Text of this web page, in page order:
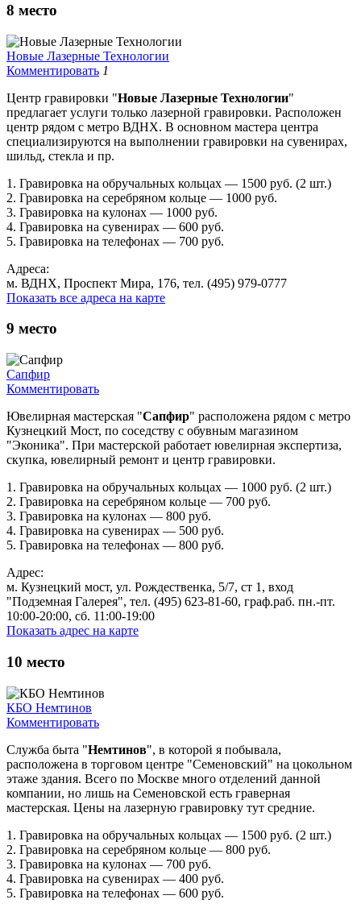
8 место
Новые Лазерные Технологии
Комментировать 1
Центр гравировки "Новые Лазерные Технологии"
предлагает услуги только лазерной гравировки. Расположен
центр рядом с метро ВДНХ. В основном мастера центра
специализируются на выполнении гравировки на сувенирах,
шильд, стекла и пр.
1. Гравировка на обручальных кольцах — 1500 руб. (2 шт.)
2. Гравировка на серебряном кольце — 1000 руб.
3. Гравировка на кулонах — 1000 руб.
4. Гравировка на сувенирах — 600 руб.
5. Гравировка на телефонах — 700 руб.
Адреса:
м. ВДНХ, Проспект Мира, 176, тел. (495) 979-0777
Показать все адреса на карте
9 место
Сапфир
Комментировать
Ювелирная мастерская "Сапфир" расположена рядом с метро
Кузнецкий Мост, по соседству с обувным магазином
"Эконика". При мастерской работает ювелирная экспертиза,
скупка, ювелирный ремонт и центр гравировки.
1. Гравировка на обручальных кольцах — 1000 руб. (2 шт.)
2. Гравировка на серебряном кольце — 700 руб.
3. Гравировка на кулонах — 800 руб.
4. Гравировка на сувенирах — 500 руб.
5. Гравировка на телефонах — 800 руб.
Адрес:
м. Кузнецкий мост, ул. Рождественка, 5/7, ст 1, вход
"Подземная Галерея", тел. (495) 623-81-60, граф.раб. пн.-пт.
10:00-20:00, сб. 11:00-19:00
Показать адрес на карте
10 место
КБО Немтинов
Комментировать
Служба быта "Немтинов", в которой я побывала,
расположена в торговом центре "Семеновский" на цокольном
этаже здания. Всего по Москве много отделений данной
компании, но лишь на Семеновской есть граверная
мастерская. Цены на лазерную гравировку тут средние.
1. Гравировка на обручальных кольцах — 1500 руб. (2 шт.)
2. Гравировка на серебряном кольце — 800 руб.
3. Гравировка на кулонах — 700 руб.
4. Гравировка на сувенирах — 400 руб.
5. Гравировка на телефонах — 600 руб.